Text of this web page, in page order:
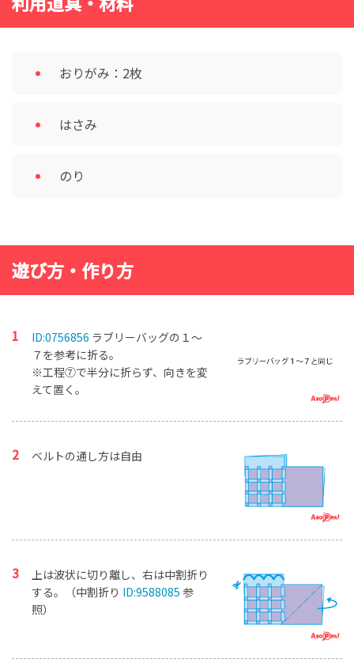
おりがみ：2枚
はさみ
のり
遊び方・作り方
ID:0756856 ラブリーバッグの１～
７を参考に折る。
※工程⑦で半分に折らず、向きを変
えて置く。
ベルトの通し方は自由
上は波状に切り離し、右は中割折り
する。（中割折り ID:9588085 参
照）